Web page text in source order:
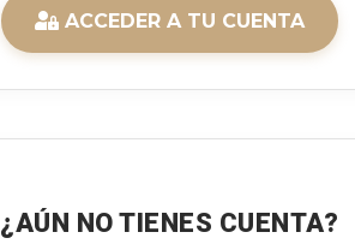
ACCEDER A TU CUENTA
¿AÚN NO TIENES CUENTA?